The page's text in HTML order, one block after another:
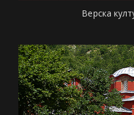
Верска